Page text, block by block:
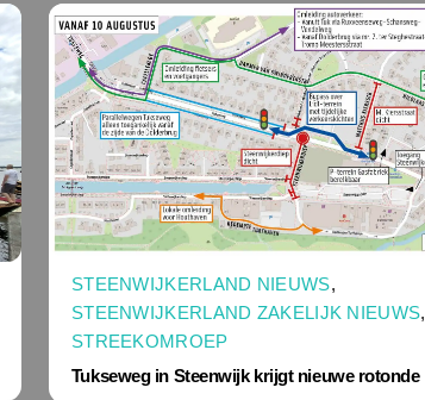
STEENWIJKERLAND NIEUWS,
STEENWIJKERLAND ZAKELIJK NIEUWS,
STREEKOMROEP
Tukseweg in Steenwijk krijgt nieuwe rotonde